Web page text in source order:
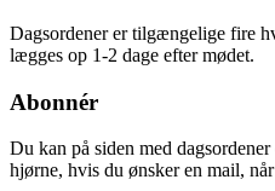
Dagsordener er tilgængelige fire
lægges op 1-2 dage efter mødet.
Abonnér
Du kan på siden med
hjørne, hvis du ønsker en mail,